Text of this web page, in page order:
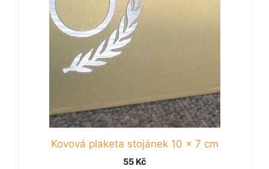
Kovová plaketa stojánek 10 x 7 cm
55 Kč